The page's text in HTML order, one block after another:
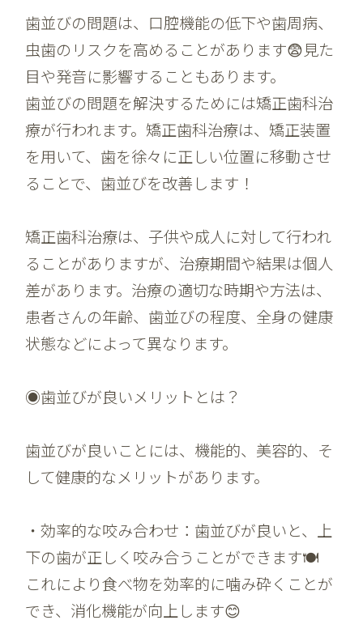
歯並びの問題は、口腔機能の低下や歯周病、
虫歯のリスクを高めることがあります😨見た
目や発音に影響することもあります。
歯並びの問題を解決するためには矯正歯科治
療が行われます。矯正歯科治療は、矯正装置
を用いて、歯を徐々に正しい位置に移動させ
ることで、歯並びを改善します！
矯正歯科治療は、子供や成人に対して行われ
ることがありますが、治療期間や結果は個人
差があります。治療の適切な時期や方法は、
患者さんの年齢、歯並びの程度、全身の健康
状態などによって異なります。
◉歯並びが良いメリットとは？
歯並びが良いことには、機能的、美容的、そ
して健康的なメリットがあります。
・効率的な咬み合わせ：歯並びが良いと、上
下の歯が正しく咬み合うことができます🍽️
これにより食べ物を効率的に噛み砕くことが
でき、消化機能が向上します😊